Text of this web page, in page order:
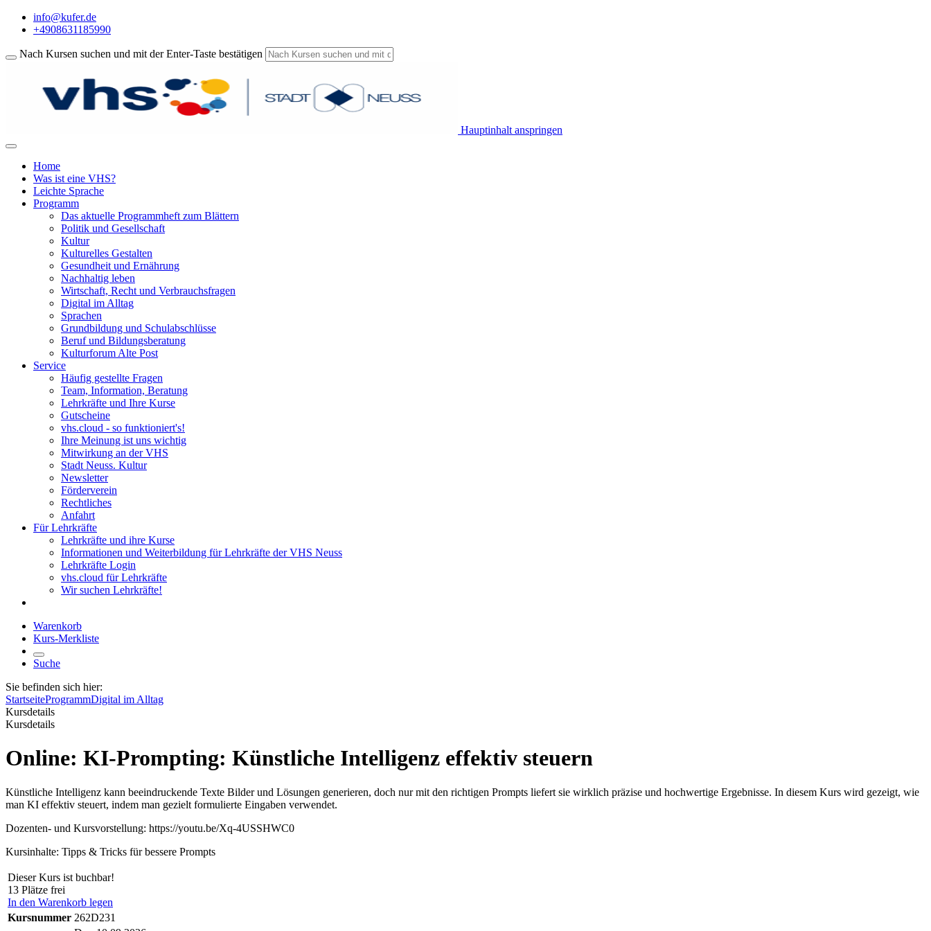
info@kufer.de
+4908631185990
Nach Kursen suchen und mit der Enter-Taste bestätigen
Hauptinhalt anspringen
Home
Was ist eine VHS?
Leichte Sprache
Programm
Das aktuelle Programmheft zum Blättern
Politik und Gesellschaft
Kultur
Kulturelles Gestalten
Gesundheit und Ernährung
Nachhaltig leben
Wirtschaft, Recht und Verbrauchsfragen
Digital im Alltag
Sprachen
Grundbildung und Schulabschlüsse
Beruf und Bildungsberatung
Kulturforum Alte Post
Service
Häufig gestellte Fragen
Team, Information, Beratung
Lehrkräfte und Ihre Kurse
Gutscheine
vhs.cloud - so funktioniert's!
Ihre Meinung ist uns wichtig
Mitwirkung an der VHS
Stadt Neuss. Kultur
Newsletter
Förderverein
Rechtliches
Anfahrt
Für Lehrkräfte
Lehrkräfte und ihre Kurse
Informationen und Weiterbildung für Lehrkräfte der VHS Neuss
Lehrkräfte Login
vhs.cloud für Lehrkräfte
Wir suchen Lehrkräfte!
Warenkorb
Kurs-Merkliste
Suche
Sie befinden sich hier:
StartseiteProgrammDigital im Alltag
Kursdetails
Kursdetails
Online: KI-Prompting: Künstliche Intelligenz effektiv steuern
Künstliche Intelligenz kann beeindruckende Texte Bilder und Lösungen generieren, doch nur mit den richtigen Prompts liefert sie wirklich präzise und hochwertige Ergebnisse. In diesem Kurs wird gezeigt, wie
man KI effektiv steuert, indem man gezielt formulierte Eingaben verwendet.
Dozenten- und Kursvorstellung: https://youtu.be/Xq-4USSHWC0
Kursinhalte: Tipps & Tricks für bessere Prompts
Dieser Kurs ist buchbar!
13 Plätze frei
In den Warenkorb legen
Kursnummer 262D231